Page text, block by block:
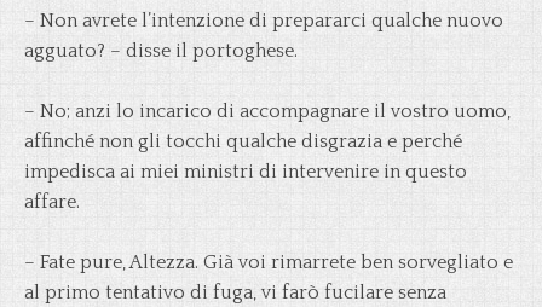
– Non avrete l’intenzione di prepararci qualche nuovo
agguato? – disse il portoghese.
– No; anzi lo incarico di accompagnare il vostro uomo,
affinché non gli tocchi qualche disgrazia e perché
impedisca ai miei ministri di intervenire in questo
affare.
– Fate pure, Altezza. Già voi rimarrete ben sorvegliato e
al primo tentativo di fuga, vi farò fucilare senza